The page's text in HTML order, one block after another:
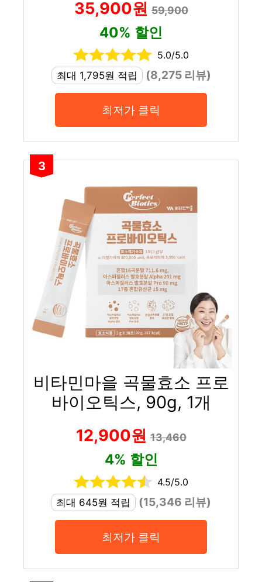
35,900원59,900
40% 할인
5.0/5.0
최대 1,795원 적립
(8,275 리뷰)
최저가 클릭
3
비타민마을 곡물효소 프로
바이오틱스, 90g, 1개
12,900원13,460
4% 할인
4.5/5.0
최대 645원 적립
(15,346 리뷰)
최저가 클릭